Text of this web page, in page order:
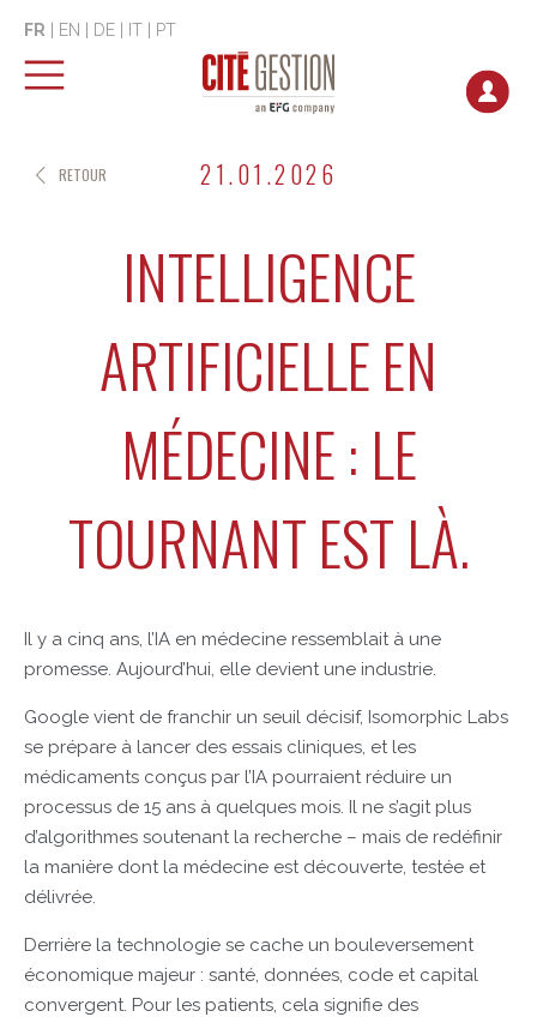
FR EN DE IT PT
21.01.2026
INTELLIGENCE
ARTIFICIELLE EN
MÉDECINE : LE
TOURNANT EST LÀ.
Il y a cinq ans, l’IA en médecine ressemblait à une
promesse. Aujourd’hui, elle devient une industrie.
Google vient de franchir un seuil décisif, Isomorphic Labs
se prépare à lancer des essais cliniques, et les
médicaments conçus par l’IA pourraient réduire un
processus de 15 ans à quelques mois. Il ne s’agit plus
d’algorithmes soutenant la recherche – mais de redéfinir
la manière dont la médecine est découverte, testée et
délivrée.
Derrière la technologie se cache un bouleversement
économique majeur : santé, données, code et capital
convergent. Pour les patients, cela signifie des
RETOUR